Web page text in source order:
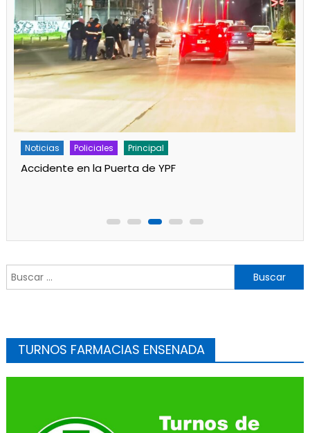
Policiales Principal
Un partido de fútbol en Progreso terminó con
Buscar:
TURNOS FARMACIAS ENSENADA